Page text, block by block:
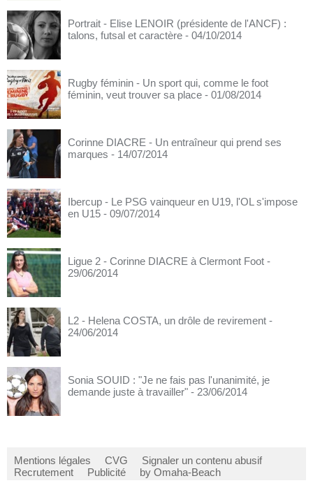
Portrait - Elise LENOIR (présidente de l'ANCF) :
talons, futsal et caractère - 04/10/2014
Rugby féminin - Un sport qui, comme le foot
féminin, veut trouver sa place - 01/08/2014
Corinne DIACRE - Un entraîneur qui prend ses
marques - 14/07/2014
Ibercup - Le PSG vainqueur en U19, l'OL s'impose
en U15 - 09/07/2014
Ligue 2 - Corinne DIACRE à Clermont Foot -
29/06/2014
L2 - Helena COSTA, un drôle de revirement -
24/06/2014
Sonia SOUID : "Je ne fais pas l'unanimité, je
demande juste à travailler" - 23/06/2014
Mentions légales CVG
Signaler un contenu abusif
Recrutement
Publicité by Omaha-Beach